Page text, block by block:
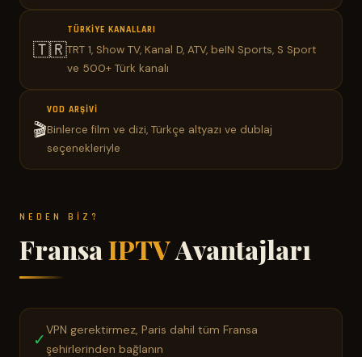
🇹🇷
TÜRKIYE KANALLARI
TRT 1, Show TV, Kanal D, ATV, beIN Sports, S Sport
ve 500+ Türk kanalı
🎬
VOD ARŞIVI
Binlerce film ve dizi, Türkçe altyazı ve dublaj
seçenekleriyle
NEDEN BIZ?
FransaIPTVAvantajları
✓VPN gerektirmez, Paris dahil tüm Fransa
şehirlerinden bağlanın